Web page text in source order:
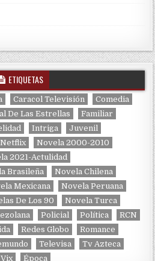
ETIQUETAS
Caracol Televisión
Comedia
De Las Estrellas
Familiar
Intriga
Juvenil
Netflix
Novela 2000-2010
2021-Actulidad
Brasileña
Novela Chilena
Mexicana
Novela Peruana
De Los 90
Novela Turca
Policial Política
RCN
Redes Globo
Romance
Televisa
Tv Azteca
Vix Época